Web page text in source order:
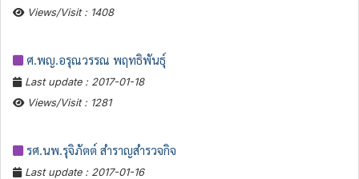
Views/Visit : 1408
ศ.พญ.อรุณวรรณ พฤทธิพันธุ์
Last update : 2017-01-18
Views/Visit : 1281
รศ.นพ.รุจิภัตต์ สำราญสำรวจกิจ
Last update : 2017-01-16